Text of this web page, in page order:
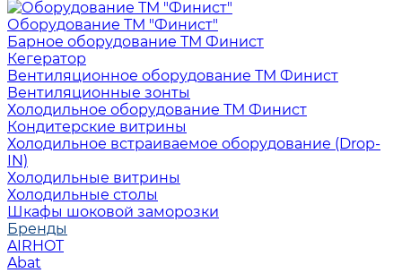
Оборудование ТМ "Финист"
Барное оборудование ТМ Финист
Кегератор
Вентиляционное оборудование ТМ Финист
Вентиляционные зонты
Холодильное оборудование ТМ Финист
Кондитерские витрины
Холодильное встраиваемое оборудование (Drop-
IN)
Холодильные витрины
Холодильные столы
Шкафы шоковой заморозки
Бренды
AIRHOT
Abat